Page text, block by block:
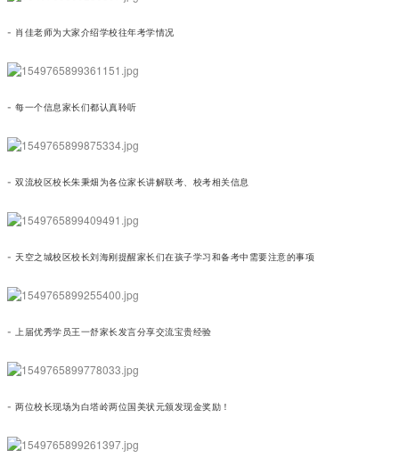
- 肖佳老师为大家介绍学校往年考学情况
- 每一个信息家长们都认真聆听
- 双流校区校长朱秉畑为各位家长讲解联考、校考相关信息
- 天空之城校区校长刘海刚提醒家长们在孩子学习和备考中需要注意的事项
- 上届优秀学员王一舒家长发言分享交流宝贵经验
- 两位校长现场为白塔岭两位国美状元颁发现金奖励！